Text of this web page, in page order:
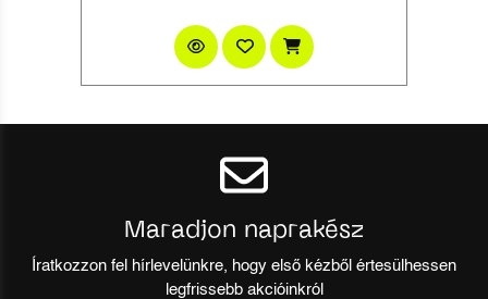
Maradjon naprakész
Íratkozzon fel hírlevelünkre, hogy első kézből értesülhessen
legfrissebb akcióinkról